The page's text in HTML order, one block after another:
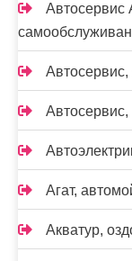
Автосервис
Автосервис,
Агат,
Акватур,